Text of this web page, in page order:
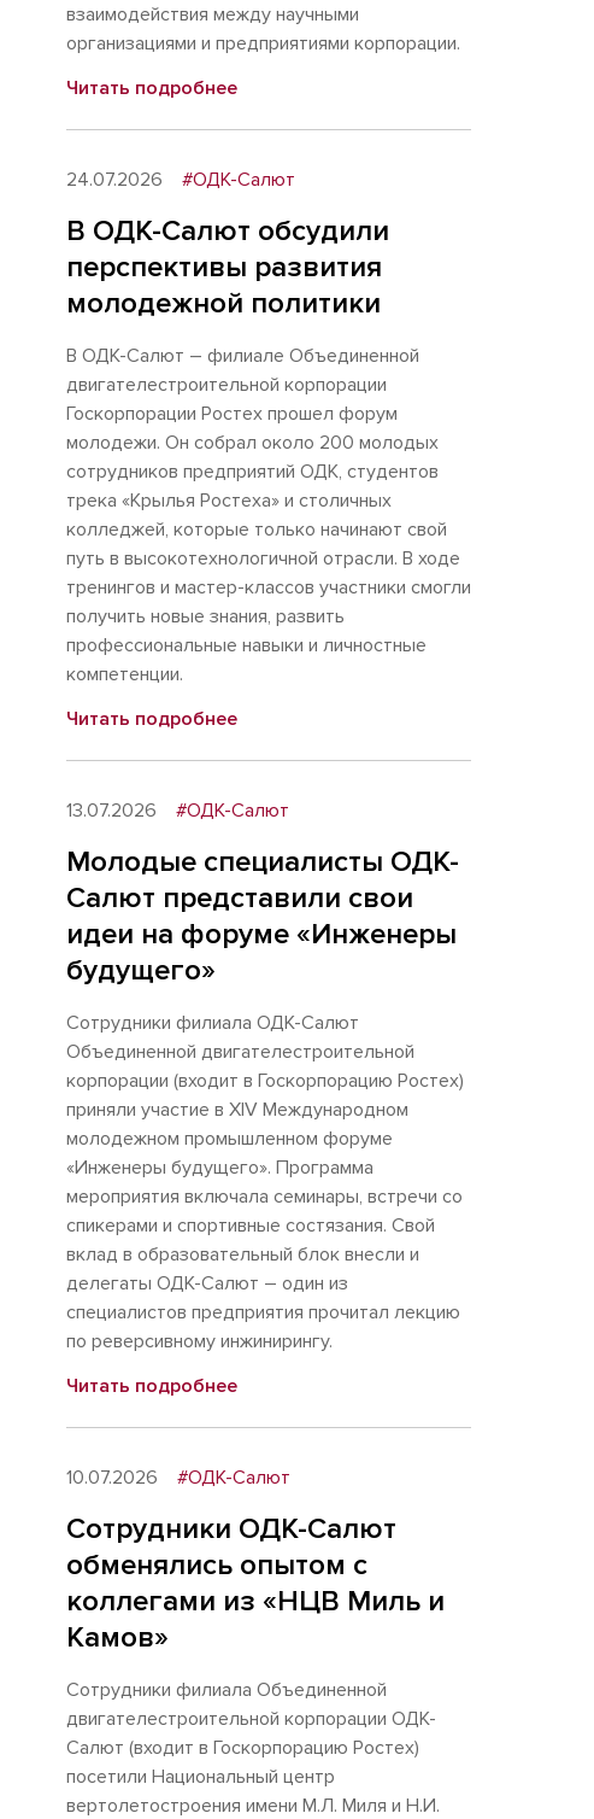
взаимодействия между научными
организациями и предприятиями корпорации.
Читать подробнее
24.07.2026 #ОДК-Салют
В ОДК-Салют обсудили
перспективы развития
молодежной политики
В ОДК-Салют – филиале Объединенной
двигателестроительной корпорации
Госкорпорации Ростех прошел форум
молодежи. Он собрал около 200 молодых
сотрудников предприятий ОДК, студентов
трека «Крылья Ростеха» и столичных
колледжей, которые только начинают свой
путь в высокотехнологичной отрасли. В ходе
тренингов и мастер-классов участники смогли
получить новые знания, развить
профессиональные навыки и личностные
компетенции.
Читать подробнее
13.07.2026 #ОДК-Салют
Молодые специалисты ОДК-
Салют представили свои
идеи на форуме «Инженеры
будущего»
Сотрудники филиала ОДК-Салют
Объединенной двигателестроительной
корпорации (входит в Госкорпорацию Ростех)
приняли участие в XIV Международном
молодежном промышленном форуме
«Инженеры будущего». Программа
мероприятия включала семинары, встречи со
спикерами и спортивные состязания. Свой
вклад в образовательный блок внесли и
делегаты ОДК-Салют – один из
специалистов предприятия прочитал лекцию
по реверсивному инжинирингу.
Читать подробнее
10.07.2026 #ОДК-Салют
Сотрудники ОДК-Салют
обменялись опытом с
коллегами из «НЦВ Миль и
Камов»
Сотрудники филиала Объединенной
двигателестроительной корпорации ОДК-
Салют (входит в Госкорпорацию Ростех)
посетили Национальный центр
вертолетостроения имени М.Л. Миля и Н.И.